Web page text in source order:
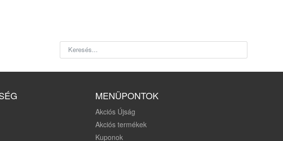
MENÜPONTOK
Akciós Újság
Akciós termékek
Kuponok